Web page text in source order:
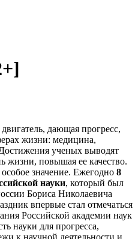
дающая прогресс,
жизни: медицина,
ученых выводят
жизни, повышая ее качество.
значение. Ежегодно 8
науки, который был
Бориса Николаевича
впервые стал отмечаться
Российской академии наук
науки для прогресса,